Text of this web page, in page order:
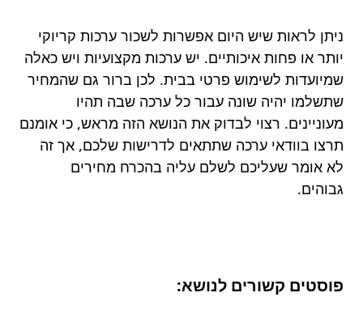
ניתן לראות שיש היום אפשרות לשכור ערכות קריוקי
יותר או פחות איכותיים. יש ערכות מקצועיות ויש כאלה
שמיועדות לשימוש פרטי בבית. לכן ברור גם שהמחיר
שתשלמו יהיה שונה עבור כל ערכה שבה תהיו
מעוניינים. רצוי לבדוק את הנושא הזה מראש, כי אומנם
תרצו בוודאי ערכה שתתאים לדרישות שלכם, אך זה
לא אומר שעליכם לשלם עליה בהכרח מחירים
גבוהים.
פוסטים קשורים לנושא: